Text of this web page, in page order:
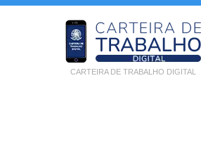
CARTEIRA DE TRABALHO DIGITAL